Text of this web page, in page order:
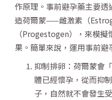
作原理。事前避孕藥主要
造荷爾蒙——雌激素（
（Progestogen），來模
果。簡單來說，運用事前
抑制排卵：荷爾蒙會
體已經懷孕，從而抑
子，自然就不會發生